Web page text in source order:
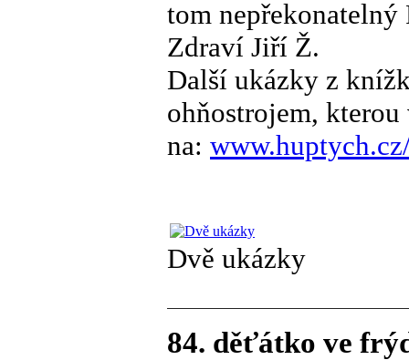
tom nepřekonatelný
Zdraví Jiří Ž.
Další ukázky z
ohňostrojem,
na:
Dvě ukázky
84. děťátko ve